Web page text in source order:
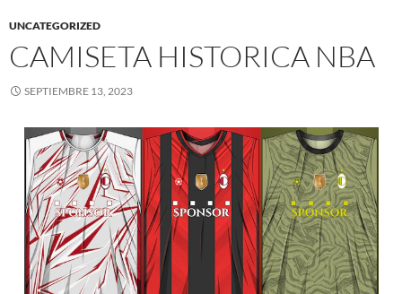
UNCATEGORIZED
CAMISETA HISTORICA NBA
SEPTIEMBRE 13, 2023